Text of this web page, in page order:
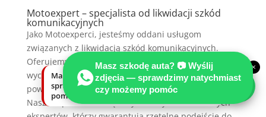
Motoexpert – specjalista od likwidacji szkód
komunikacyjnych
Jako Motoexperci, jesteśmy oddani usługom
związanych z likwidacją szkód komunikacyjnych.
Oferujemy kompleksową obsługę, która obejmuje
wycenę uszkodzeń, profesjonalne oględziny
powypadkowe i skuteczne dochodzenie roszczeń.
Nasz zespół składa się z wysoko wykwalifikowanych
Masz szkodę auta? 📷 Wyślij
zdjęcia — sprawdzimy natychmiast
czy możemy pomóc
×
Masz szkodę auta? Wyślij zdjęcia —
sprawdzimy natychmiast, czy możemy
pomóc.